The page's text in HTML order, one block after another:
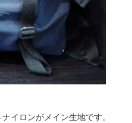
イロンがメイン生地です。